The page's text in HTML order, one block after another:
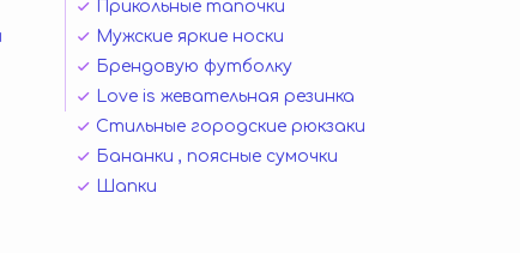
Прикольные тапочки
Мужские яркие носки
Брендовую футболку
Love is жевательная резинка
Стильные городские рюкзаки
Бананки , поясные сумочки
Шапки